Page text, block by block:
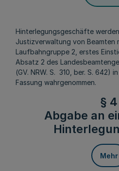
Hinterlegungsgeschäfte
Justizverwaltung von
Laufbahngruppe 2, erstes
Absatz 2 des
(GV. NRW. S. 310, ber. S. 642)
Fassung wahrgenommen.
§ 4
Abgabe an
Mehr